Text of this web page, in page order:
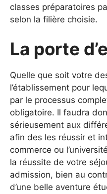
classes préparatoires
selon la filière choisie.
La porte
Quelle que soit votre
l’établissement pour
par le processus
obligatoire. Il faudra
sérieusement aux
afin des les réussir et
commerce ou
la réussite de votre
admission, bien au
d’une belle aventure